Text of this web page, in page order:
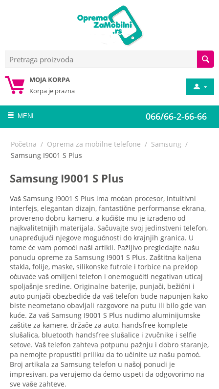
MOJA KORPA
Korpa je prazna
066/66-2-66-66
MENI
Početna / Oprema za mobilne telefone / Samsung /
Samsung I9001 S Plus
Samsung I9001 S Plus
Vaš Samsung I9001 S Plus ima moćan procesor, intuitivni
interfejs, elegantan dizajn, fantastične performanse ekrana,
provereno dobru kameru, a kućište mu je izrađeno od
najkvalitetnijih materijala. Sačuvajte svoj jedinstveni telefon,
unapređujući njegove mogućnosti do krajnjih granica. U
tome će vam pomoći naši artikli. Pažljivo pregledajte našu
ponudu opreme za Samsung I9001 S Plus. Zaštitna kaljena
stakla, folije, maske, silikonske futrole i torbice na preklop
očuvaće vaš omiljeni telefon i onemogućiti negativan uticaj
spoljašnje sredine. Originalne baterije, punjači, bežični i
auto punjači obezbediće da vaš telefon bude napunjen kako
biste neometano obavljali razgovore na putu ili bilo gde van
kuće. Za vaš Samsung I9001 S Plus nudimo aluminijumske
zaštite za kamere, držače za auto, handsfree komplete
slušalica, bluetooth handsfree slušalice i zvučnike i selfie
setove. Vaš telefon zahteva potpunu pažnju i dobro staranje,
pa nemojte propustiti priliku da to učinite uz našu pomoć.
Broj artikala za Samsung telefon u našoj ponudi je
impresivan, pa verujemo da ćemo uspeti da odgovorimo na
sve vaše zahteve.